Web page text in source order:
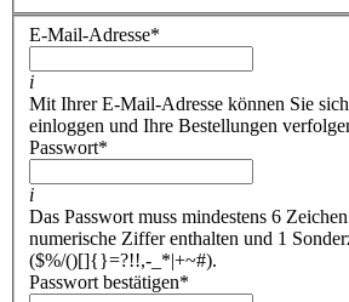
E-Mail-Adresse*
i
Mit Ihrer E-Mail-Adresse können Sie
einloggen und Ihre Bestellungen
Passwort*
i
Das Passwort muss mindestens 6
numerische Ziffer enthalten und 1
($%/()[]{}=?!!,-_*|+~#).
Passwort bestätigen*